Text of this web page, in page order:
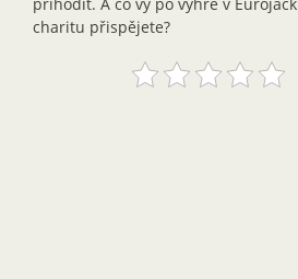
charitu přispějete?